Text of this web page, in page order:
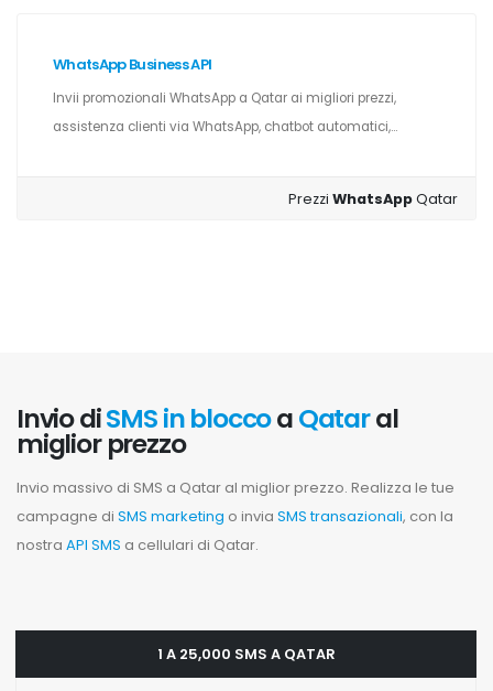
WhatsApp Business API
Invii promozionali WhatsApp a Qatar ai migliori prezzi,
assistenza clienti via WhatsApp, chatbot automatici,...
PrezziWhatsAppQatar
Invio diSMS in bloccoaQataral
miglior prezzo
Invio massivo di SMS a Qatar al miglior prezzo. Realizza le tue
campagne di SMS marketing o invia SMS transazionali, con la
nostra API SMS a cellulari di Qatar.
1 A 25,000 SMS A QATAR